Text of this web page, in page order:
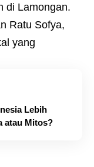
di Lamongan.
Ratu Sofya,
yang
Lebih
atau Mitos?